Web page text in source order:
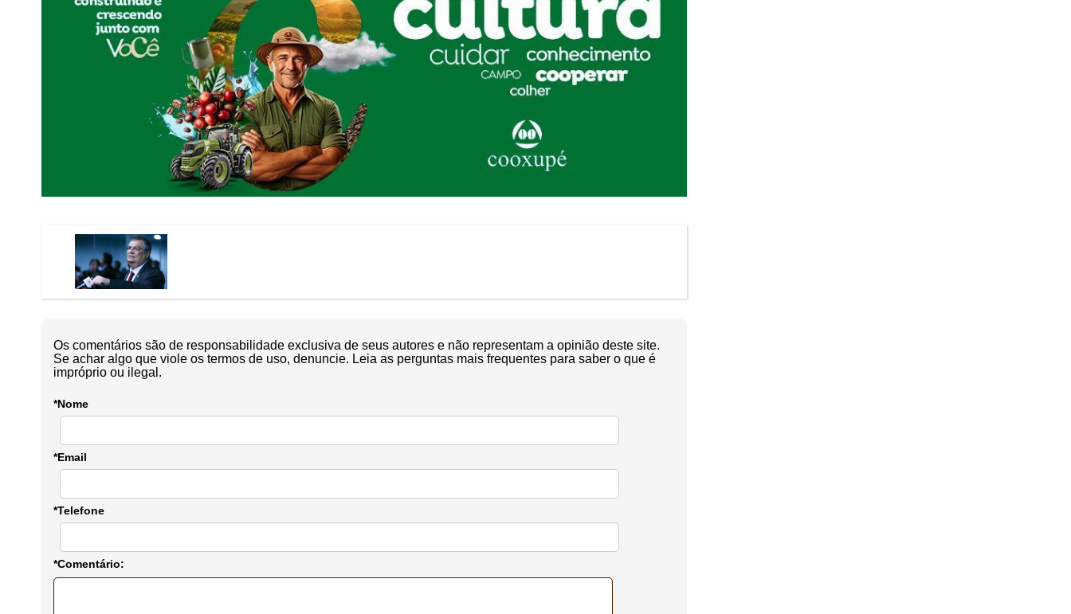
Os comentários são de responsabilidade exclusiva de seus autores e não representam a opinião deste site.
Se achar algo que viole os termos de uso, denuncie. Leia as perguntas mais frequentes para saber o que é
impróprio ou ilegal.
*Nome
*Email
*Telefone
*Comentário: